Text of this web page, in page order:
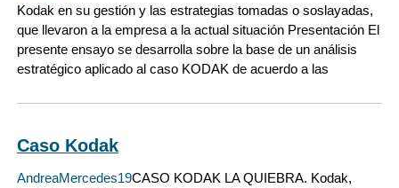
Kodak en su gestión y las estrategias tomadas o soslayadas,
que llevaron a la empresa a la actual situación Presentación El
presente ensayo se desarrolla sobre la base de un análisis
estratégico aplicado al caso KODAK de acuerdo a las
Caso Kodak
AndreaMercedes19CASO KODAK LA QUIEBRA. Kodak,